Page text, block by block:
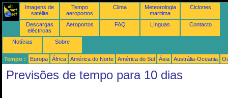
Imagens de
satélite
Tempo
aeroportos
Clima
Meteorologia
maritima
Ciclones
Descargas
eléctricas
Aeroportos FAQ Línguas Contacto
Notícias Sobre
Tempo : Europa África América do Norte América do Sul Ásia Austrália-Oceania
Previsões de tempo para 10 dias